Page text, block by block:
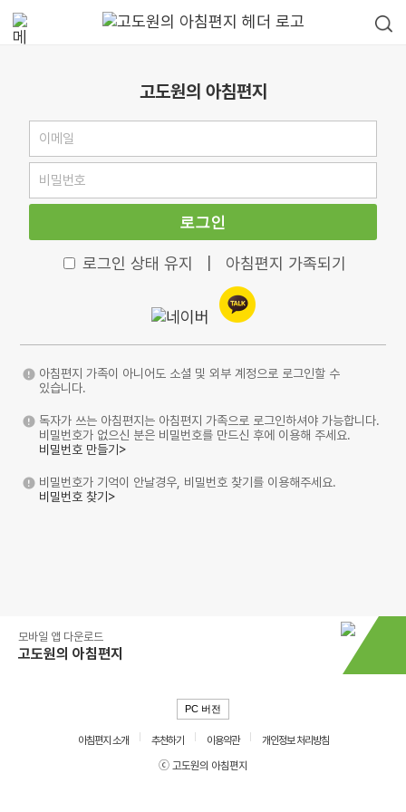
고도원의 아침편지
로그인
로그인 상태 유지 아침편지 가족되기
아침편지 가족이 아니어도 소셜 및 외부 계정으로 로그인할 수
있습니다.
독자가 쓰는 아침편지는 아침편지 가족으로 로그인하셔야 가능합니다.
비밀번호가 없으신 분은 비밀번호를 만드신 후에 이용해 주세요.
비밀번호 만들기>
비밀번호가 기억이 안날경우, 비밀번호 찾기를 이용해주세요.
비밀번호 찾기>
모바일 앱 다운로드
고도원의 아침편지
PC 버전
아침편지 소개 추천하기 이용약관
개인정보 처리방침
ⓒ 고도원의 아침편지